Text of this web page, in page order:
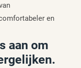
en
aan om